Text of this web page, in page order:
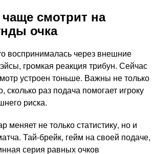
смотрит на
очка
воспринималась через внешние
громкая реакция трибун. Сейчас
устроен тоньше. Важны не только
сколько раз подача помогает игроку
риска.
меняет не только статистику, но и
Тай-брейк, гейм на своей подаче,
серия равных очков